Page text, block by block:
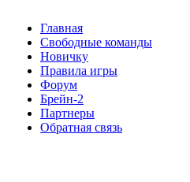
Главная
Свободные команды
Новичку
Правила игры
Форум
Брейн-2
Партнеры
Обратная связь